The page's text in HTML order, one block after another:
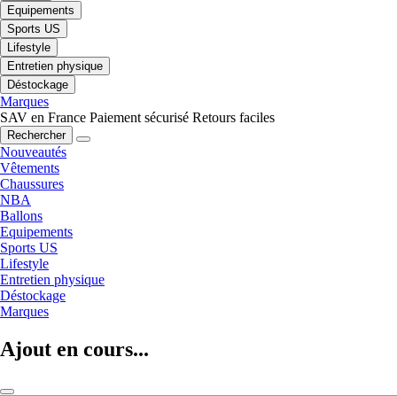
Equipements
Sports US
Lifestyle
Entretien physique
Déstockage
Marques
SAV en France Paiement sécurisé Retours faciles
Rechercher
Nouveautés
Vêtements
Chaussures
NBA
Ballons
Equipements
Sports US
Lifestyle
Entretien physique
Déstockage
Marques
Ajout en cours...